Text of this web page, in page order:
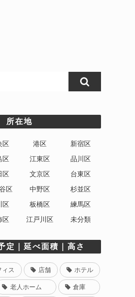
所在地
区 港区
新宿区
区 江東区
品川区
区 文京区
台東区
区 中野区
杉並区
区 板橋区
練馬区
区 江戸川区 未分類
定｜延べ面積｜高さ
ィス 店舗 ホテル
老人ホーム 倉庫